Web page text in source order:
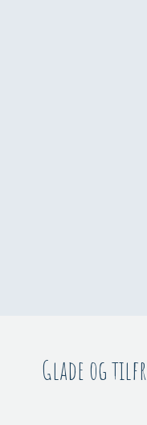
Glade og